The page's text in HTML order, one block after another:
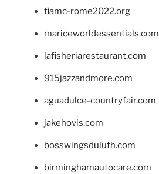
fiamc-rome2022.org
mariceworldessentials.com
lafisheriarestaurant.com
915jazzandmore.com
aguadulce-countryfair.com
jakehovis.com
bosswingsduluth.com
birminghamautocare.com